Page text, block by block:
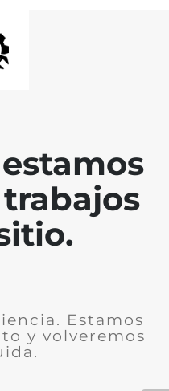
Estamos
y volveremos